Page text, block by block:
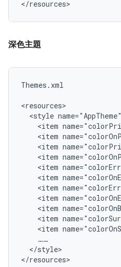
深色主題
Themes.xml
<style name="AppTheme"
<item
<item
<item
<item
<item
<item
<item
<item
<item
<item
<item
</style>